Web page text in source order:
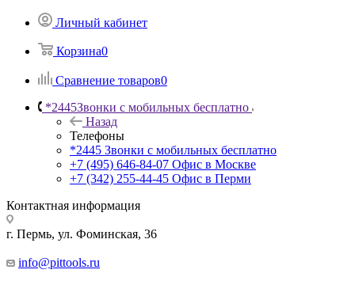
Личный кабинет
Корзина0
Сравнение товаров0
*2445Звонки с мобильных бесплатно
Назад
Телефоны
*2445 Звонки с мобильных бесплатно
+7 (495) 646-84-07 Офис в Москве
+7 (342) 255-44-45 Офис в Перми
Контактная информация
г. Пермь, ул. Фоминская, 36
info@pittools.ru